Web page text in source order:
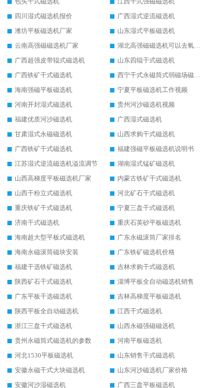
四川湿式磁选机报价
广西湿式逆流磁选机
潍坊平板磁选机厂家
山东湿式平板磁选机
云南高强磁磁选机厂家
湖北高强磁磁选机可以去氧化铝
广西超强皮带辊式磁选机
山东四辊干式磁选机
广西铁矿干式磁选机
西宁干式永磁筒式弱磁场磁选机结构图
海南强磁平板磁选机
宁夏平板磁选机工作视频
河南开封湿式磁选机
贵州河沙磁选机视频
福建优质河沙磁选机
广西湿式磁选机
甘肃湿式永磁磁选机
山西求购干式磁选机
广西铁矿干式磁选机
福建强磁平板磁选机说明书
江苏湿式逆流磁选机溢流调节
湖南湿式锰矿磁选机
山西高梯度平板磁选机厂家
内蒙古铁矿干式磁选机
山西干粉立式磁选机
河北矿石干式磁选机
重庆铁矿干式磁选机
宁夏三盘干式磁选机
济南干式磁选机
重庆石英砂平板磁选机
海南超大型平板式磁选机
广东永磁滚筒厂家排名
海南永磁滚筒磁块安装
广东铁矿磁选机价格
福建干选铁矿磁选机
吉林求购干式磁选机
陕西矿石干式磁选机
淄博平板全自动磁选机销售
广东平板干选磁选机
吉林高梯度平板磁选机
陕西平板全自动磁选机
江西干式磁选机
浙江三盘干式磁选机
山西永磁强磁磁选机
贵州永磁筒式磁选机的参数
河南平板磁选机
河北1530平板磁选机
山东销售干式磁选机
安徽永磁干式大块磁选机
山东河沙磁选机厂家价格
安徽河沙湿磁选机
广西三盘平板磁选机